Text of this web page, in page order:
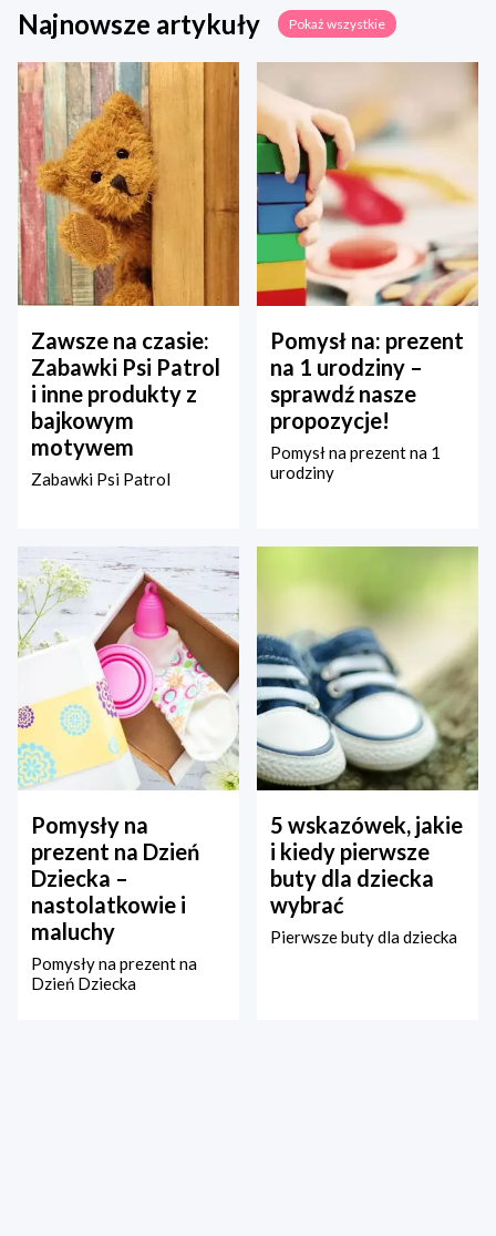
Najnowsze artykuły Pokaż wszystkie
Zawsze na czasie:
Zabawki Psi Patrol
i inne produkty z
bajkowym
motywem
Zabawki Psi Patrol
Pomysł na: prezent
na 1 urodziny –
sprawdź nasze
propozycje!
Pomysł na prezent na 1
urodziny
Pomysły na
prezent na Dzień
Dziecka –
nastolatkowie i
maluchy
Pomysły na prezent na
Dzień Dziecka
5 wskazówek, jakie
i kiedy pierwsze
buty dla dziecka
wybrać
Pierwsze buty dla dziecka